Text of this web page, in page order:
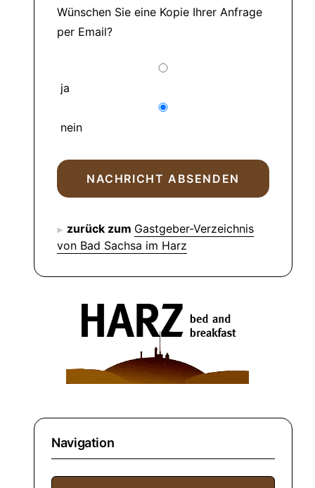
Wünschen Sie eine Kopie Ihrer Anfrage
per Email?
ja
nein
zurück zum Gastgeber-Verzeichnis
von Bad Sachsa im Harz
Navigation